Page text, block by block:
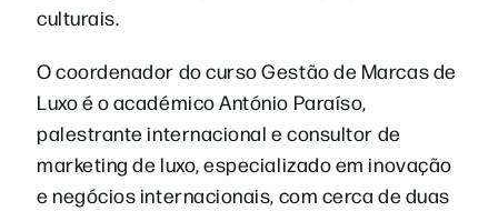
culturais.
O coordenador do curso Gestão de Marcas de
Luxo é o académico António Paraíso,
palestrante internacional e consultor de
marketing de luxo, especializado em inovação
e negócios internacionais, com cerca de duas